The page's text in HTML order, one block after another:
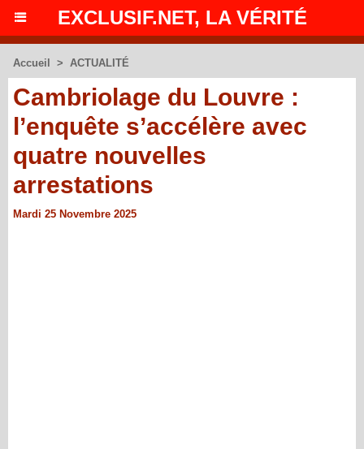
EXCLUSIF.NET, LA VÉRITÉ
Accueil > ACTUALITÉ
Cambriolage du Louvre :
l’enquête s’accélère avec
quatre nouvelles
arrestations
Mardi 25 Novembre 2025